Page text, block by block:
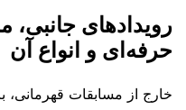
رویدادهای جانبی،
حرفه‌ای و انواع آن